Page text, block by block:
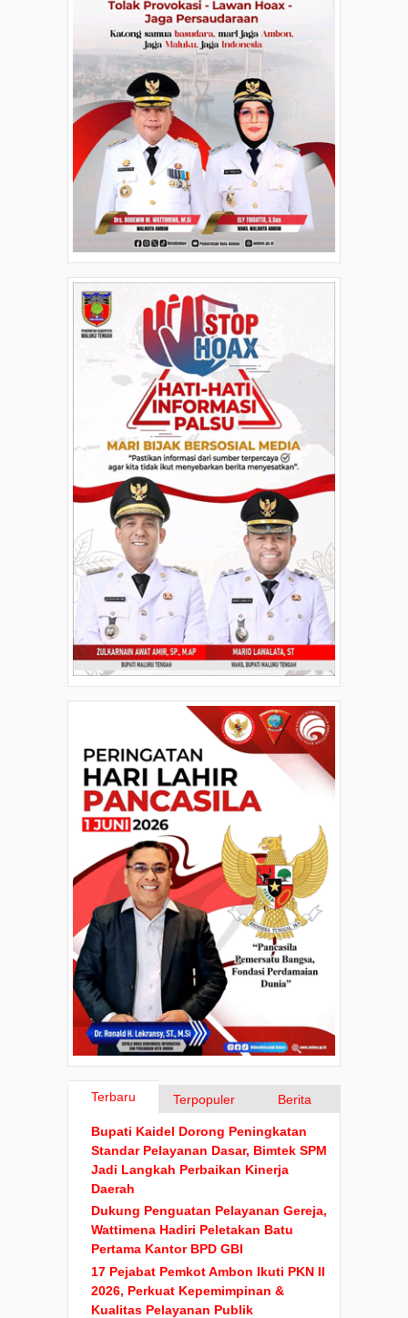
Terbaru Terpopuler Berita
Bupati Kaidel Dorong Peningkatan
Standar Pelayanan Dasar, Bimtek SPM
Jadi Langkah Perbaikan Kinerja
Daerah
Dukung Penguatan Pelayanan Gereja,
Wattimena Hadiri Peletakan Batu
Pertama Kantor BPD GBI
17 Pejabat Pemkot Ambon Ikuti PKN II
2026, Perkuat Kepemimpinan &
Kualitas Pelayanan Publik